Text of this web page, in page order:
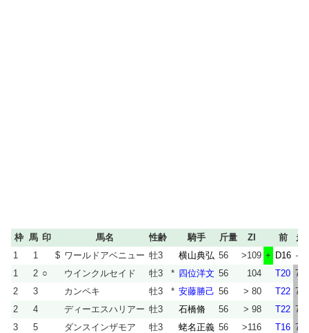
枠 馬 印 馬名 性齢 騎手 斤量 ZI 前
走
1
1 $ ワールドアベニュー 牡3 横山典弘 56 >109 + D16 —
1
2 ○ ウインクルセイド 牡3 * 四位洋文 56 104 T20 75
2
3 カンペキ 牡3 * 安藤勝己 56 > 80 T22 74
2
4 ディーエスハリアー 牡3 石橋脩 56 > 98 T22 78
3
5 ダンスインザモア 牡3 蛯名正義 56 >116 T16 78